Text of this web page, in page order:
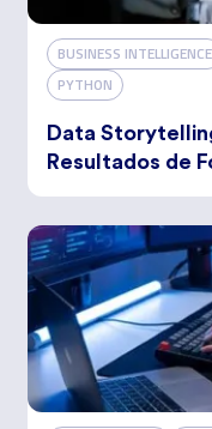
BUSINESS INTELLIGENCE
PYTHON
Data
Resultados de